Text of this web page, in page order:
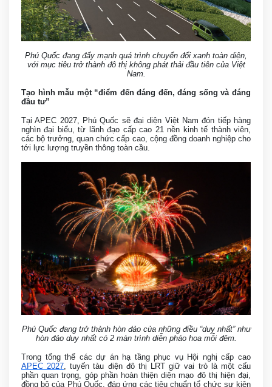
Phú Quốc đang đẩy mạnh quá trình chuyển đổi xanh toàn diện,
với mục tiêu trở thành đô thị không phát thải đầu tiên của Việt
Nam.
Tạo hình mẫu một “điểm đến đáng đến, đáng sống và đáng
đầu tư”
Tại APEC 2027, Phú Quốc sẽ đại diện Việt Nam đón tiếp hàng
nghìn đại biểu, từ lãnh đạo cấp cao 21 nền kinh tế thành viên,
các bộ trưởng, quan chức cấp cao, cộng đồng doanh nghiệp cho
tới lực lượng truyền thông toàn cầu.
Phú Quốc đang trở thành hòn đảo của những điều “duy nhất” như
hòn đảo duy nhất có 2 màn trình diễn pháo hoa mỗi đêm.
Trong tổng thể các dự án hạ tầng phục vụ Hội nghị cấp cao
APEC 2027, tuyến tàu điện đô thị LRT giữ vai trò là một cấu
phần quan trọng, góp phần hoàn thiện diện mạo đô thị hiện đại,
đồng bộ của Phú Quốc, đáp ứng các tiêu chuẩn tổ chức sự kiện